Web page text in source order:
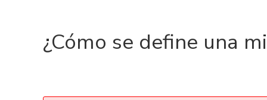
¿Cómo se define una